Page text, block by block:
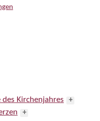
Kirchenjahres +
+